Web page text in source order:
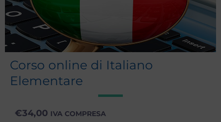
Corso online di Italiano
Elementare
€34,00 IVA COMPRESA